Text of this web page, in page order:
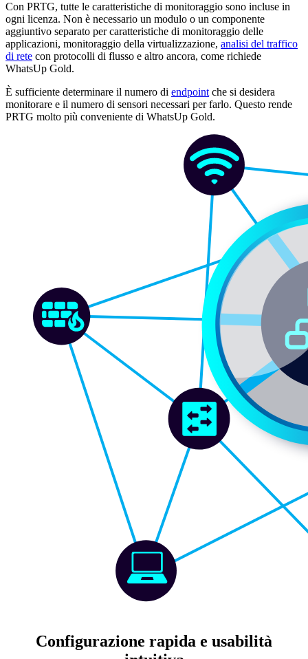
Con PRTG, tutte le caratteristiche di monitoraggio sono incluse in
ogni licenza. Non è necessario un modulo o un componente
aggiuntivo separato per caratteristiche di monitoraggio delle
applicazioni, monitoraggio della virtualizzazione, analisi del traffico
di rete con protocolli di flusso e altro ancora, come richiede
WhatsUp Gold.
È sufficiente determinare il numero di endpoint che si desidera
monitorare e il numero di sensori necessari per farlo. Questo rende
PRTG molto più conveniente di WhatsUp Gold.
Configurazione rapida e usabilità